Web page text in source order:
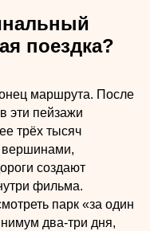
поездка?
маршрута. После
эти пейзажи
трёх тысяч
вершинами,
создают
фильма.
парк «за один
два-три дня,